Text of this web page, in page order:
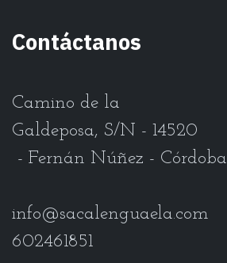
Contáctanos
Camino de la
Galdeposa, S/N - 14520
- Fernán Núñez - Córdoba
info@sacalenguaela.com
602461851